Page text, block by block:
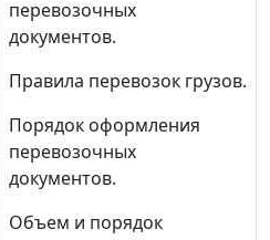
перевозочных
документов.
Правила перевозок грузов.
Порядок оформления
перевозочных
документов.
Объем и порядок